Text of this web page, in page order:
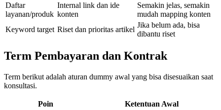
Daftar
layanan/produk
Internal link dan ide
konten
Semakin jelas, semakin
mudah mapping konten
Keyword target Riset dan prioritas artikel
Jika belum ada, bisa
dibantu riset
Term Pembayaran dan Kontrak
Term berikut adalah aturan dummy awal yang bisa disesuaikan saat
konsultasi.
Poin
Ketentuan Awal